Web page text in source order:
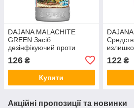
DAJANA MALACHITE
GREEN Засіб
дезінфікуючий проти
акваріумних риб 100 мл
DP503A(D050)
126 ₴
Купити
мл
122₴
Акційні пропозиції та новинки